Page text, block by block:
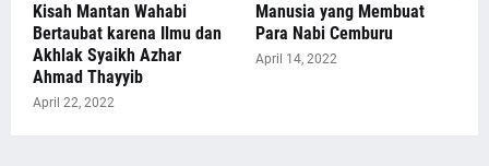
Kisah Mantan Wahabi
Bertaubat karena Ilmu dan
Akhlak Syaikh Azhar
Ahmad Thayyib
April 22, 2022
Manusia yang Membuat
Para Nabi Cemburu
April 14, 2022